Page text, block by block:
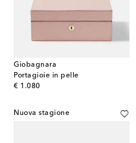
Giobagnara
Portagioie in pelle
€ 1.080
original price
Nuova stagione